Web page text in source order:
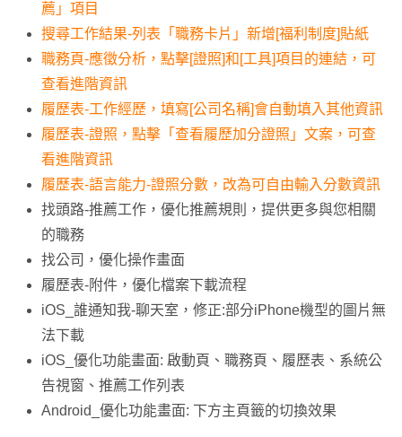
薦」項目
搜尋工作結果-列表「職務卡片」新增[福利制度]貼紙
職務頁-應徵分析，點擊[證照]和[工具]項目的連結，可
查看進階資訊
履歷表-工作經歷，填寫[公司名稱]會自動填入其他資訊
履歷表-證照，點擊「查看履歷加分證照」文案，可查
看進階資訊
履歷表-語言能力-證照分數，改為可自由輸入分數資訊
找頭路-推薦工作，優化推薦規則，提供更多與您相關
的職務
找公司，優化操作畫面
履歷表-附件，優化檔案下載流程
iOS_誰通知我-聊天室，修正:部分iPhone機型的圖片無
法下載
iOS_優化功能畫面: 啟動頁、職務頁、履歷表、系統公
告視窗、推薦工作列表
Android_優化功能畫面: 下方主頁籤的切換效果